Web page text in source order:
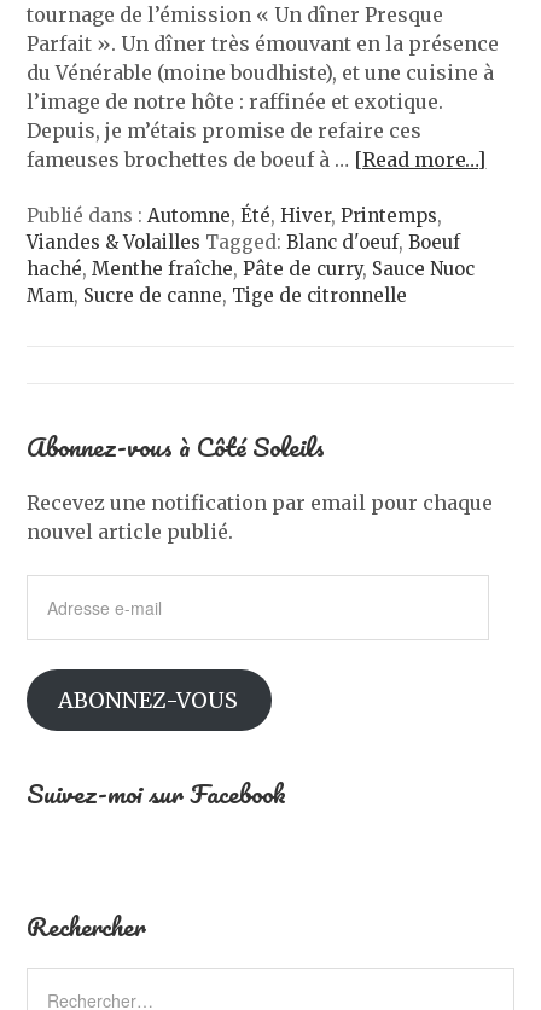
tournage de l’émission « Un dîner Presque
Parfait ». Un dîner très émouvant en la présence
du Vénérable (moine boudhiste), et une cuisine à
l’image de notre hôte : raffinée et exotique.
Depuis, je m’étais promise de refaire ces
fameuses brochettes de boeuf à … [Read more…]
Publié dans : Automne,Été,Hiver,Printemps,
Viandes & Volailles Tagged:Blanc d'oeuf,Boeuf
haché,Menthe fraîche,Pâte de curry, Sauce Nuoc
Mam, Sucre de canne, Tige de citronnelle
Abonnez-vous à Côté Soleils
Recevez une notification par email pour chaque
nouvel article publié.
mail
ABONNEZ-VOUS
Suivez-moi sur Facebook
Rechercher